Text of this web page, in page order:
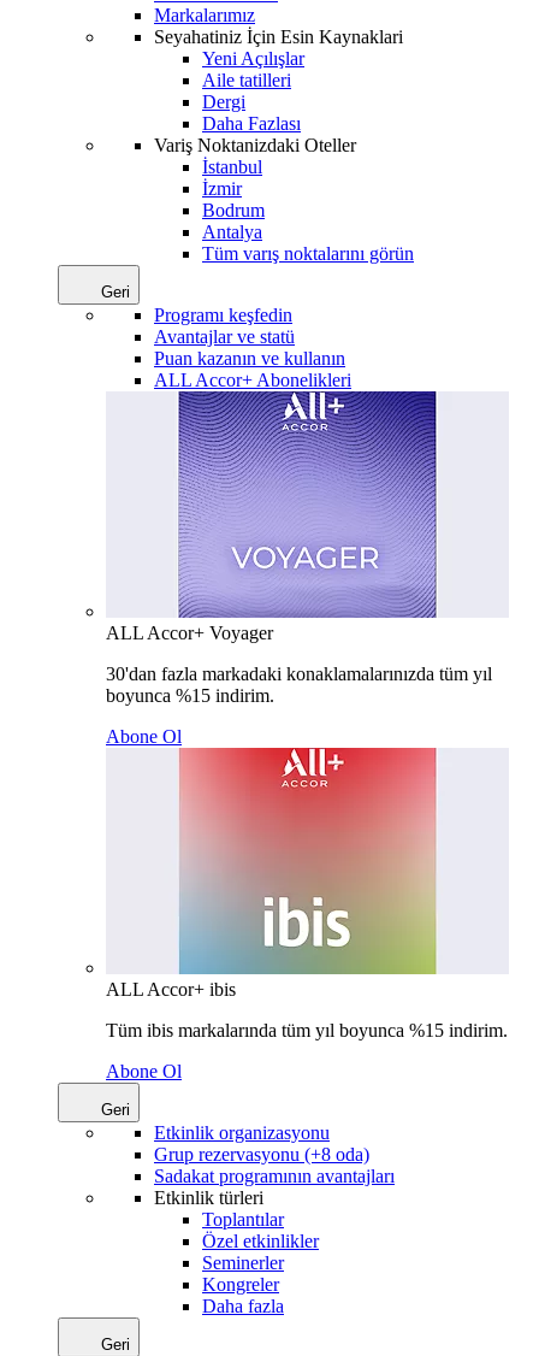
Markalarımız
Seyahatiniz İçin Esin Kaynaklari
Yeni Açılışlar
Aile tatilleri
Dergi
Daha Fazlası
Variş Noktanizdaki Oteller
İstanbul
İzmir
Bodrum
Antalya
Tüm varış noktalarını görün
Geri
Programı keşfedin
Avantajlar ve statü
Puan kazanın ve kullanın
ALL Accor+ Abonelikleri
ALL Accor+ Voyager
30'dan fazla markadaki konaklamalarınızda tüm yıl
boyunca %15 indirim.
Abone Ol
ALL Accor+ ibis
Tüm ibis markalarında tüm yıl boyunca %15 indirim.
Abone Ol
Geri
Etkinlik organizasyonu
Grup rezervasyonu (+8 oda)
Sadakat programının avantajları
Etkinlik türleri
Toplantılar
Özel etkinlikler
Seminerler
Kongreler
Daha fazla
Geri